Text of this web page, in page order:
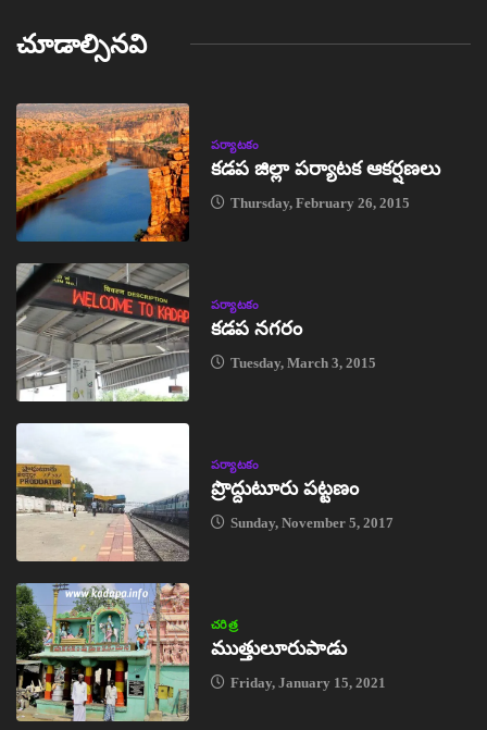
చూడాల్సినవి
పర్యాటకం
కడప జిల్లా పర్యాటక ఆకర్షణలు
Thursday, February 26, 2015
పర్యాటకం
కడప నగరం
Tuesday, March 3, 2015
పర్యాటకం
ప్రొద్దుటూరు పట్టణం
Sunday, November 5, 2017
చరిత్ర
ముత్తులూరుపాడు
Friday, January 15, 2021